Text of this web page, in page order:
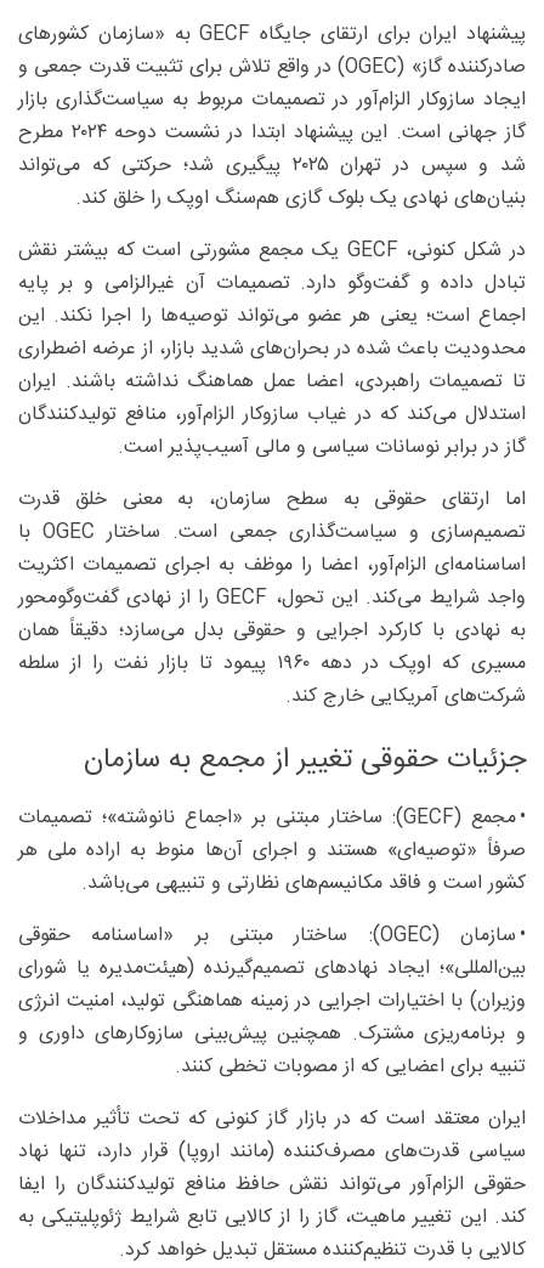
پیشنهاد ایران برای ارتقای جایگاه GECF به «سازمان کشورهای
صادرکننده گاز» (OGEC) در واقع تلاش برای تثبیت قدرت جمعی و
ایجاد سازوکار الزام‌آور در تصمیمات مربوط به سیاست‌گذاری بازار
گاز جهانی است. این پیشنهاد ابتدا در نشست دوحه ۲۰۲۴ مطرح
شد و سپس در تهران ۲۰۲۵ پیگیری شد؛ حرکتی که می‌تواند
بنیان‌های نهادی یک بلوک گازی هم‌سنگ اوپک را خلق کند.
در شکل کنونی، GECF یک مجمع مشورتی است که بیشتر نقش
تبادل داده و گفت‌وگو دارد. تصمیمات آن غیرالزامی و بر پایه
اجماع است؛ یعنی هر عضو می‌تواند توصیه‌ها را اجرا نکند. این
محدودیت باعث شده در بحران‌های شدید بازار، از عرضه اضطراری
تا تصمیمات راهبردی، اعضا عمل هماهنگ نداشته باشند. ایران
استدلال می‌کند که در غیاب سازوکار الزام‌آور، منافع تولیدکنندگان
گاز در برابر نوسانات سیاسی و مالی آسیب‌پذیر است.
اما ارتقای حقوقی به سطح سازمان، به معنی خلق قدرت
تصمیم‌سازی و سیاست‌گذاری جمعی است. ساختار OGEC با
اساسنامه‌ای الزام‌آور، اعضا را موظف به اجرای تصمیمات اکثریت
واجد شرایط می‌کند. این تحول، GECF را از نهادی گفت‌وگومحور
به نهادی با کارکرد اجرایی و حقوقی بدل می‌سازد؛ دقیقاً همان
مسیری که اوپک در دهه ۱۹۶۰ پیمود تا بازار نفت را از سلطه
شرکت‌های آمریکایی خارج کند.
جزئیات حقوقی تغییر از مجمع به سازمان
• مجمع (GECF): ساختار مبتنی بر «اجماع نانوشته»؛ تصمیمات
صرفاً «توصیه‌ای» هستند و اجرای آن‌ها منوط به اراده ملی هر
کشور است و فاقد مکانیسم‌های نظارتی و تنبیهی می‌باشد.
• سازمان (OGEC): ساختار مبتنی بر «اساسنامه حقوقی
بین‌المللی»؛ ایجاد نهادهای تصمیم‌گیرنده (هیئت‌مدیره یا شورای
وزیران) با اختیارات اجرایی در زمینه هماهنگی تولید، امنیت انرژی
و برنامه‌ریزی مشترک. همچنین پیش‌بینی سازوکارهای داوری و
تنبیه برای اعضایی که از مصوبات تخطی کنند.
ایران معتقد است که در بازار گاز کنونی که تحت تأثیر مداخلات
سیاسی قدرت‌های مصرف‌کننده (مانند اروپا) قرار دارد، تنها نهاد
حقوقی الزام‌آور می‌تواند نقش حافظ منافع تولیدکنندگان را ایفا
کند. این تغییر ماهیت، گاز را از کالایی تابع شرایط ژئوپلیتیکی به
کالایی با قدرت تنظیم‌کننده مستقل تبدیل خواهد کرد.